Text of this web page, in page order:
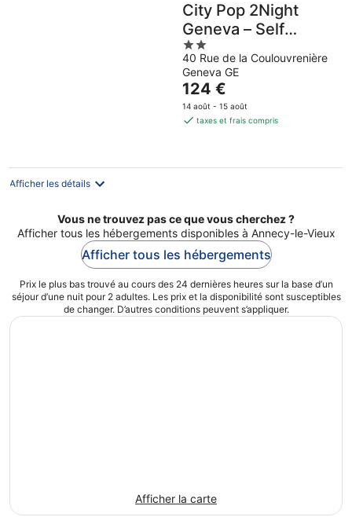
City Pop 2Night
Geneva – Self
check-in
2
out
of
5
40 Rue de la Coulouvrenière
Geneva GE
Le
prix
est
par
124 €
14 août - 15 août
taxes et frais compris
Afficher les détails
Vous ne trouvez pas ce que vous cherchez ?
Afficher tous les hébergements disponibles à Annecy-le-Vieux
Afficher tous les hébergements
Prix le plus bas trouvé au cours des 24 dernières heures sur la base d’un
séjour d’une nuit pour 2 adultes. Les prix et la disponibilité sont susceptibles
de changer. D’autres conditions peuvent s’appliquer.
Afficher la carte